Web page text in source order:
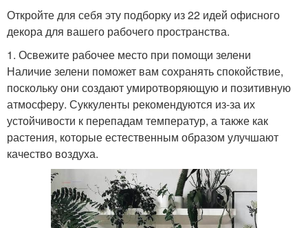
Откройте для себя эту подборку из 22 идей офисного
декора для вашего рабочего пространства.
1. Освежите рабочее место при помощи зелени
Наличие зелени поможет вам сохранять спокойствие,
поскольку они создают умиротворяющую и позитивную
атмосферу. Суккуленты рекомендуются из-за их
устойчивости к перепадам температур, а также как
растения, которые естественным образом улучшают
качество воздуха.